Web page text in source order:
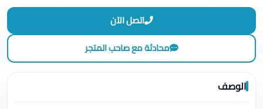
اتصل الآن
محادثة مع صاحب المتجر
الوصف